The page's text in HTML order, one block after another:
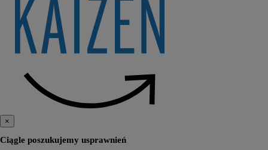
×
Ciągle poszukujemy usprawnień